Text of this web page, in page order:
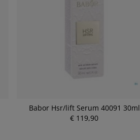
Babor Hsr/lift Serum 40091 30ml
€ 119,90